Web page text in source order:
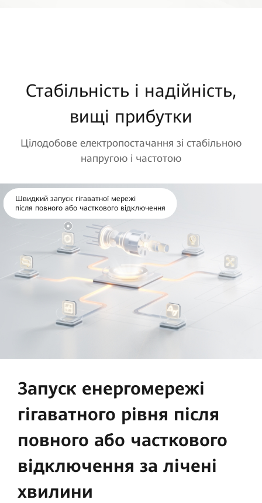
Стабільність і надійність,
вищі прибутки
Цілодобове електропостачання зі стабільною
напругою і частотою
Швидкий запуск гігаватної мережі
після повного або часткового відключення
Запуск енергомережі
гігаватного рівня після
повного або часткового
відключення за лічені
хвилини